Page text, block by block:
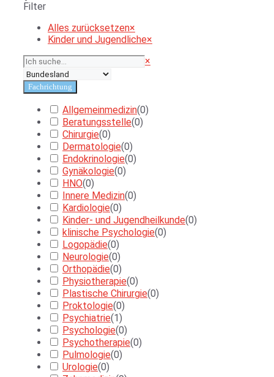
Filter
Alles zurücksetzen×
Kinder und Jugendliche×
Suchen
×
Fachrichtung
Allgemeinmedizin(0)
Beratungsstelle(0)
Chirurgie(0)
Dermatologie(0)
Endokrinologie(0)
Gynäkologie(0)
HNO(0)
Innere Medizin(0)
Kardiologie(0)
Kinder- und Jugendheilkunde(0)
klinische Psychologie(0)
Logopädie(0)
Neurologie(0)
Orthopädie(0)
Physiotherapie(0)
Plastische Chirurgie(0)
Proktologie(0)
Psychiatrie(1)
Psychologie(0)
Psychotherapie(0)
Pulmologie(0)
Urologie(0)